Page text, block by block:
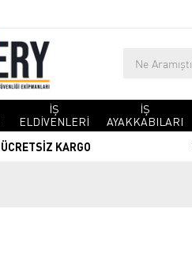
İŞ
ELDİVENLERİ
İŞ
AYAKKABILARI
ÜCRETSİZ KARGO